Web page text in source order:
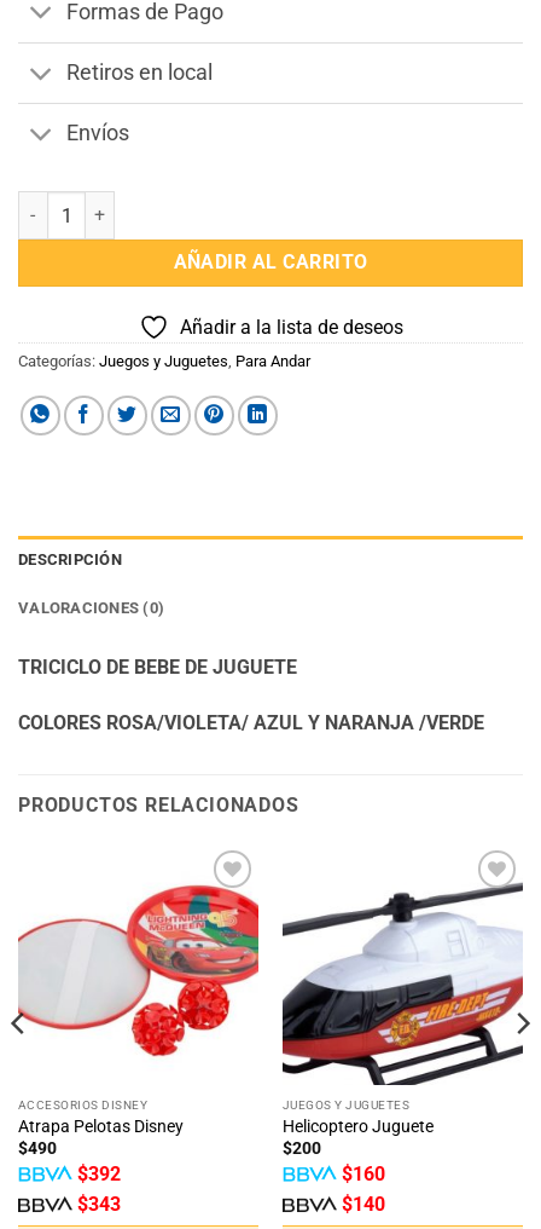
Formas de Pago
Retiros en local
Envíos
TRICICLO DE BEBE DE JUGUETE cantidad
AÑADIR AL CARRITO
Añadir a la lista de deseos
Categorías: Juegos y Juguetes, Para Andar
DESCRIPCIÓN
VALORACIONES (0)
TRICICLO DE BEBE DE JUGUETE
COLORES ROSA/VIOLETA/ AZUL Y NARANJA /VERDE
PRODUCTOS RELACIONADOS
Añadir
a la
lista
de
deseos
ACCESORIOS DISNEY
Atrapa Pelotas Disney
$490
$392
$343
Añadir
a la
JUEGOS Y JUGUETES
Helicoptero Juguete
$200
$160
$140